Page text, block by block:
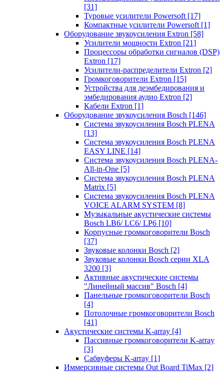
[31]
Туровые усилители Powersoft [17]
Компактные усилители Powersoft [1]
Оборудование звукоусиления Extron [58]
Усилители мощности Extron [21]
Процессоры обработки сигналов (DSP)
Extron [17]
Усилители-распределители Extron [2]
Громкоговорители Extron [15]
Устройства для деэмбедирования и
эмбедирования аудио Extron [2]
Кабели Extron [1]
Оборудование звукоусиления Bosch [146]
Система звукоусиления Bosch PLENA
[13]
Система звукоусиления Bosch PLENA
EASY LINE [14]
Система звукоусиления Bosch PLENA-
All-in-One [5]
Система звукоусиления Bosch PLENA
Matrix [5]
Система звукоусиления Bosch PLENA
VOICE ALARM SYSTEM [8]
Музыкальные акустические системы
Bosch LB6/ LC6/ LP6 [10]
Корпусные громкоговорители Bosch
[37]
Звуковые колонки Bosch [2]
Звуковые колонки Bosch серии XLA
3200 [3]
Активные акустические системы
"Линейный массив" Bosch [4]
Панельные громкоговорители Bosch
[4]
Потолочные громкоговорители Bosch
[41]
Акустические системы K-array [4]
Пассивные громкоговорители K-array
[3]
Сабвуферы K-array [1]
Иммерсивные системы Out Board TiMax [2]